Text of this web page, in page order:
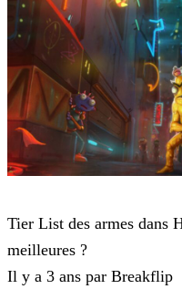
Tier List des armes dans
meilleures ?
Il y a 3 ans par Breakflip